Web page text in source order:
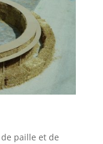
paille et de